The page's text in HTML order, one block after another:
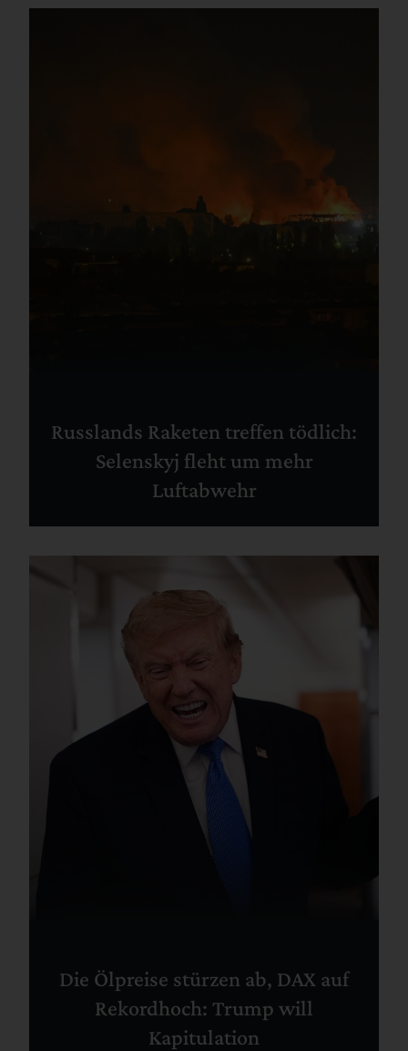
Russlands Raketen treffen tödlich:
Selenskyj fleht um mehr
Luftabwehr
Die Ölpreise stürzen ab, DAX auf
Rekordhoch: Trump will
Kapitulation